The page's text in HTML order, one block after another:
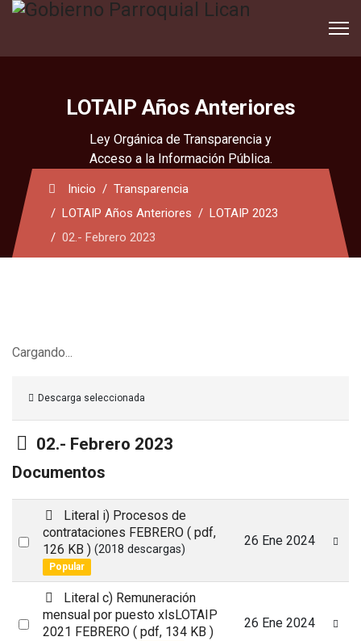
LOTAIP Años Anteriores
Ley Orgánica de Transparencia y
Acceso a la Información Pública.
Inicio
Transparencia
LOTAIP Años Anteriores
LOTAIP 2023
02.- Febrero 2023
Cargando...
Descarga seleccionada
Carpeta
02.- Febrero 2023
Documentos
Select
item
p
d
f
Literal i) Procesos de
contrataciones FEBRERO ( pdf,
126 KB ) (2018 descargas)
Popular
26 Ene 2024
Select
p
d
f
Literal c) Remuneración
mensual por puesto xlsLOTAIP
2021 FEBRERO ( pdf, 134 KB )
26 Ene 2024